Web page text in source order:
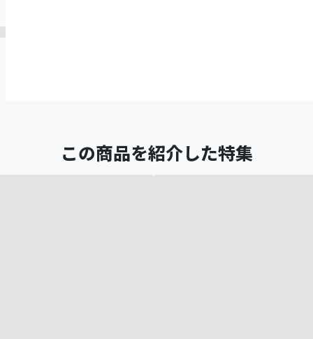
この商品を紹介した特集